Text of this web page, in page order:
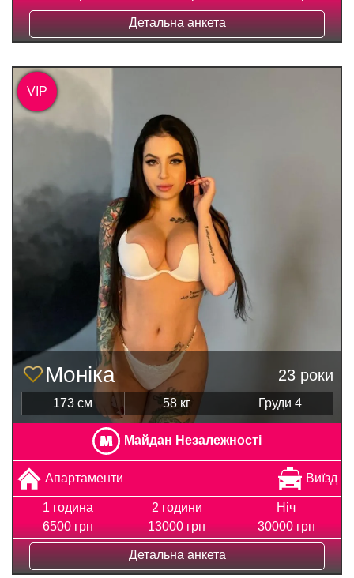
Детальна анкета
Моніка 23 роки
173 см 58 кг Груди 4
Майдан Незалежності
Апартаменти Виїзд
1 година
6500 грн
2 години
13000 грн
Ніч
30000 грн
Детальна анкета
VIP